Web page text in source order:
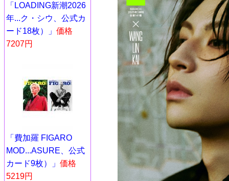
「LOADING新潮2026
年...ク・シウ、公式カ
ード18枚）」 価格
7207円
「費加羅 FIGARO
MOD...ASURE、公式
カード9枚）」 価格
5219円